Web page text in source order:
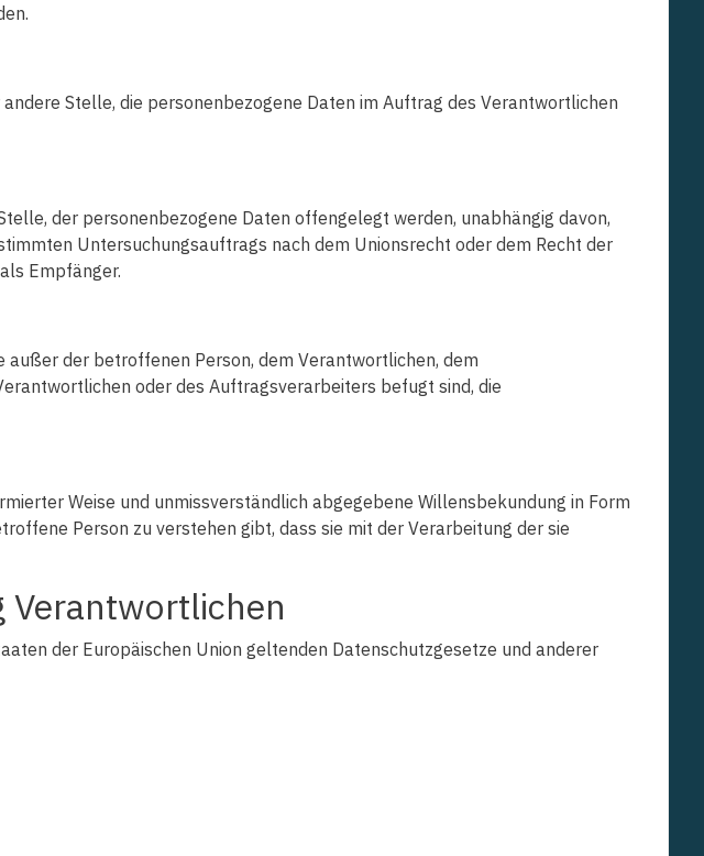
Stelle, die personenbezogene Daten im Auftrag des Verantwortlichen
der personenbezogene Daten offengelegt werden, unabhängig davon,
Untersuchungsauftrags nach dem Unionsrecht oder dem Recht der
Empfänger.
der betroffenen Person, dem Verantwortlichen, dem
oder des Auftragsverarbeiters befugt sind, die
Weise und unmissverständlich abgegebene Willensbekundung in Form
Person zu verstehen gibt, dass sie mit der Verarbeitung der sie
Verantwortlichen
der Europäischen Union geltenden Datenschutzgesetze und anderer